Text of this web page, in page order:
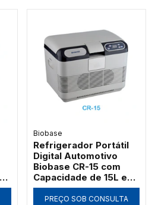
Biobase
Refrigerador Portátil
Digital Automotivo
Biobase CR-15 com
Capacidade de 15L e
Isolamento em
Poliuretano
PREÇO SOB CONSULTA